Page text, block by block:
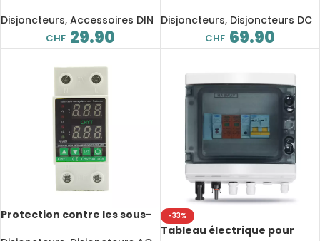
Disjoncteurs, Accessoires DIN
CHF 29.90
EKD7, 4P, 1000V, 10 à 32A
Disjoncteurs, Disjoncteurs DC
CHF 69.90
Protection contre les sous-
-33%
Tableau électrique pour